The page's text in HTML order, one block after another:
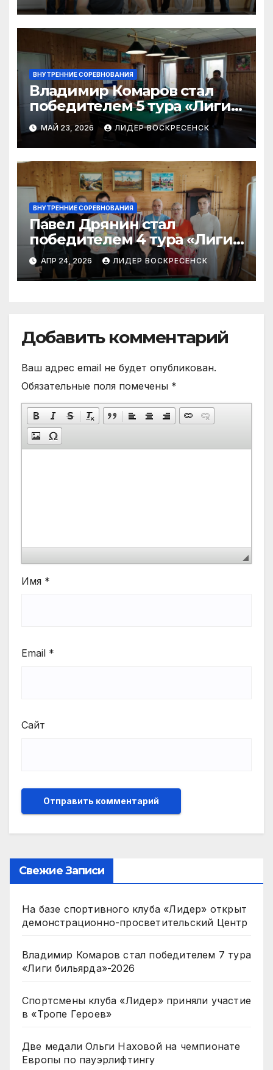
ВНУТРЕННИЕ СОРЕВНОВАНИЯ
Владимир Комаров стал
победителем 5 тура «Лиги
бильярда-2026»
МАЙ 23, 2026 ЛИДЕР ВОСКРЕСЕНСК
ВНУТРЕННИЕ СОРЕВНОВАНИЯ
Павел Дрянин стал
победителем 4 тура «Лиги
бильярда»
АПР 24, 2026 ЛИДЕР ВОСКРЕСЕНСК
Добавить комментарий
Ваш адрес email не будет опубликован.
Обязательные поля помечены *
Имя *
Email *
Сайт
Свежие Записи
На базе спортивного клуба «Лидер» открыт
демонстрационно-просветительский Центр
Владимир Комаров стал победителем 7 тура
«Лиги бильярда»-2026
Спортсмены клуба «Лидер» приняли участие
в «Тропе Героев»
Две медали Ольги Наховой на чемпионате
Европы по пауэрлифтингу